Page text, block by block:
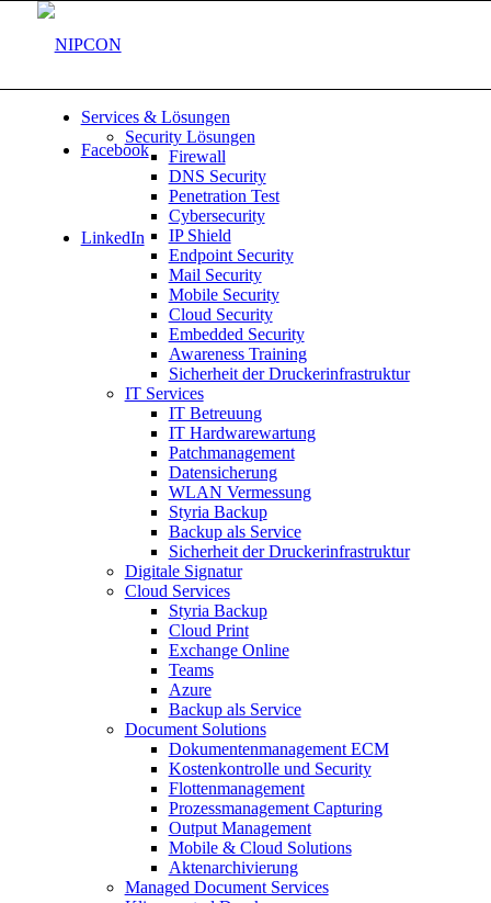
Facebook
LinkedIn
Services & Lösungen
Security Lösungen
Firewall
DNS Security
Penetration Test
Cybersecurity
IP Shield
Endpoint Security
Mail Security
Mobile Security
Cloud Security
Embedded Security
Awareness Training
Sicherheit der Druckerinfrastruktur
IT Services
IT Betreuung
IT Hardwarewartung
Patchmanagement
Datensicherung
WLAN Vermessung
Styria Backup
Backup als Service
Sicherheit der Druckerinfrastruktur
Digitale Signatur
Cloud Services
Styria Backup
Cloud Print
Exchange Online
Teams
Azure
Backup als Service
Document Solutions
Dokumentenmanagement ECM
Kostenkontrolle und Security
Flottenmanagement
Prozessmanagement Capturing
Output Management
Mobile & Cloud Solutions
Aktenarchivierung
Managed Document Services